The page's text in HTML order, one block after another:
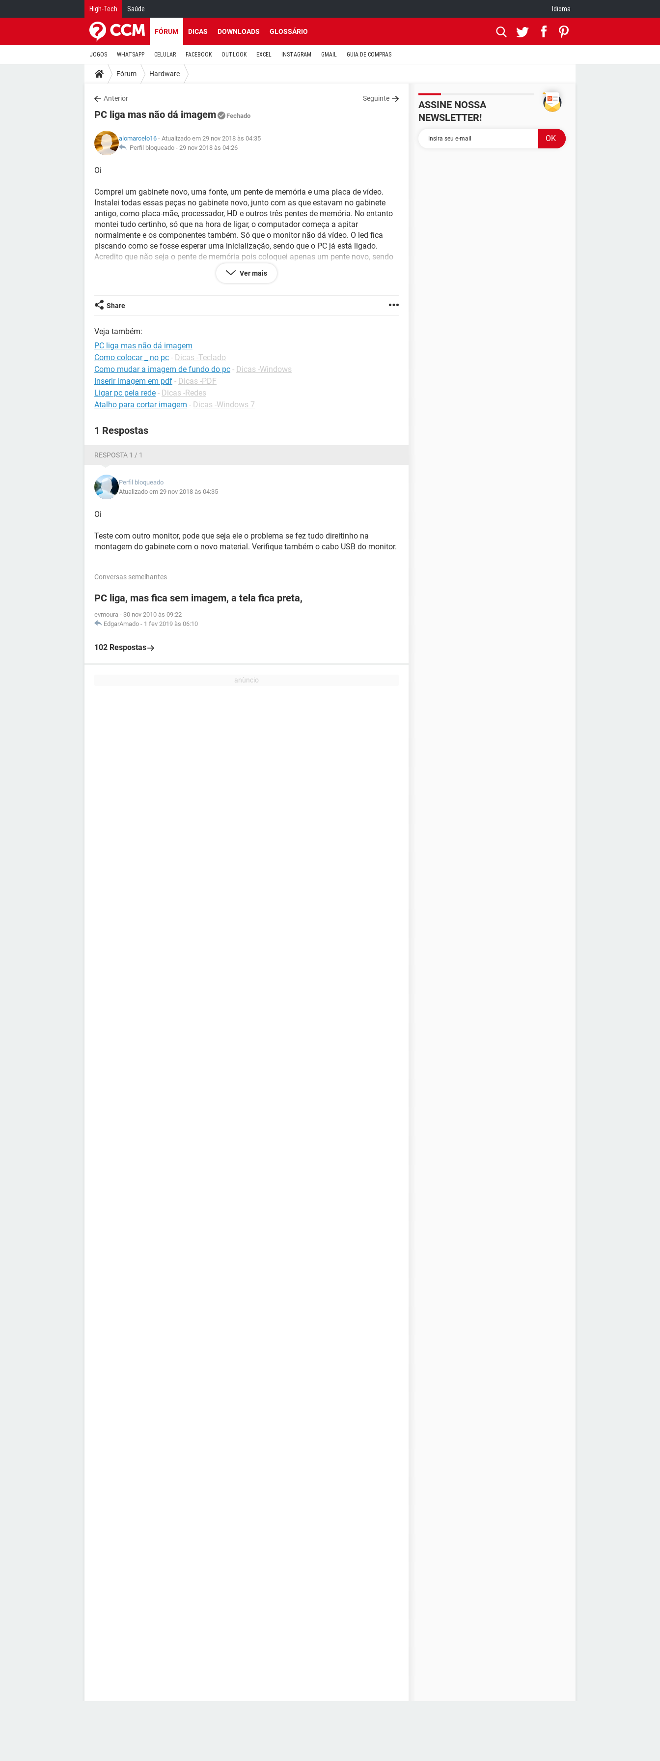
High-Tech Saúde Idioma
FÓRUM DICAS DOWNLOADS GLOSSÁRIO
JOGOS WHATSAPP CELULAR FACEBOOK OUTLOOK EXCEL INSTAGRAM GMAIL GUIA DE COMPRAS
Fórum Hardware
Anterior Seguinte
PC liga mas não dá imagem Fechado
alomarcelo16 - Atualizado em 29 nov 2018 às 04:35
Perfil bloqueado - 29 nov 2018 às 04:26
Oi
Comprei um gabinete novo, uma fonte, um pente de memória e uma placa de vídeo.
Instalei todas essas peças no gabinete novo, junto com as que estavam no gabinete
antigo, como placa-mãe, processador, HD e outros três pentes de memória. No entanto
montei tudo certinho, só que na hora de ligar, o computador começa a apitar
normalmente e os componentes também. Só que o monitor não dá vídeo. O led fica
piscando como se fosse esperar uma inicialização, sendo que o PC já está ligado.
Acredito que não seja o pente de memória pois coloquei apenas um pente novo, sendo
antigo. Liguei o pc na placa de vídeo e também liguei direto na placa-mãe, pois pensei
problema. o que será que pode ser? Alguém pode me ajudar? Irei ficar extremamente
grato !!! !
Ver mais
Share
Veja também:
PC liga mas não dá imagem
Como colocar _ no pc - Dicas -Teclado
Como mudar a imagem de fundo do pc - Dicas -Windows
Inserir imagem em pdf - Dicas -PDF
Ligar pc pela rede - Dicas -Redes
Atalho para cortar imagem - Dicas -Windows 7
1 Respostas
RESPOSTA 1 / 1
Perfil bloqueado
Atualizado em 29 nov 2018 às 04:35
Oi
Teste com outro monitor, pode que seja ele o problema se fez tudo direitinho na
montagem do gabinete com o novo material. Verifique também o cabo USB do monitor.
Conversas semelhantes
PC liga, mas fica sem imagem, a tela fica preta,
evmoura - 30 nov 2010 às 09:22
EdgarAmado - 1 fev 2019 às 06:10
102 Respostas
ASSINE NOSSA
NEWSLETTER!